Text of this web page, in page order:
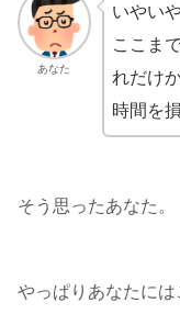
あなた
いやい
ここま
れだけか
時間を
そう思ったあなた。
やっぱりあなたには